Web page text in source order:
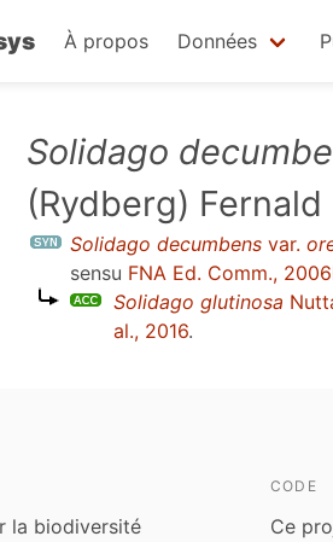
À propos Données
Solidago
(Rydberg) Fernald
Solidago decumbens var.
sensu FNA Ed. Comm.,
Solidago glutinosa
al., 2016.
la biodiversité
CODE
Ce